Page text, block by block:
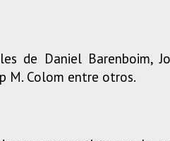
de Daniel Barenboim,
M. Colom entre otros.